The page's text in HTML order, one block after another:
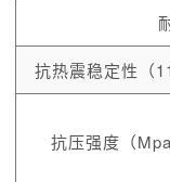
抗热震稳定性（
抗压强度（Mpa